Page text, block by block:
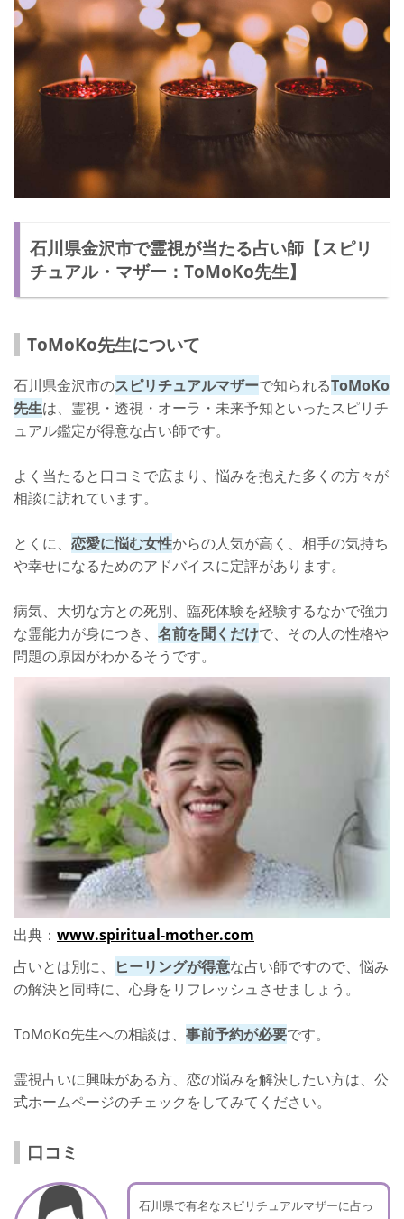
石川県金沢市で霊視が当たる占い師【スピリ
チュアル・マザー：ToMoKo先生】
ToMoKo先生について
石川県金沢市のスピリチュアルマザーで知られるToMoKo
先生は、霊視・透視・オーラ・未来予知といったスピリチ
ュアル鑑定が得意な占い師です。
よく当たると口コミで広まり、悩みを抱えた多くの方々が
相談に訪れています。
とくに、 恋愛に悩む女性からの人気が高く、相手の気持ち
や幸せになるためのアドバイスに定評があります。
病気、大切な方との死別、臨死体験を経験するなかで強力
な霊能力が身につき、 名前を聞くだけで、その人の性格や
問題の原因がわかるそうです。
出典： www.spiritual-mother.com
占いとは別に、
ヒーリングが得意な占い師ですので、悩み
の解決と同時に、心身をリフレッシュさせましょう。
ToMoKo先生への相談は、 事前予約が必要です。
霊視占いに興味がある方、恋の悩みを解決したい方は、公
式ホームページのチェックをしてみてください。
口コミ
石川県で有名なスピリチュアルマザーに占っ